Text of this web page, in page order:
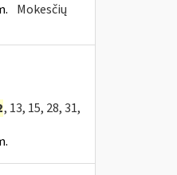
Mokesčių
, 13, 15, 28, 31,